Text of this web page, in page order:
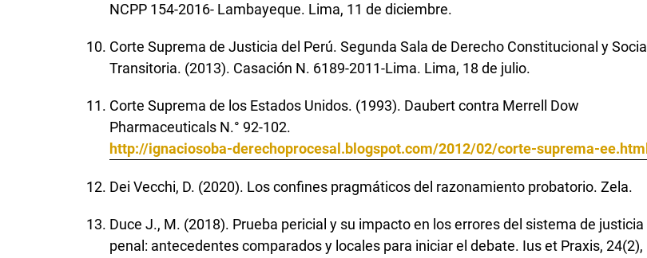
NCPP 154-2016- Lambayeque. Lima, 11 de diciembre.
Corte Suprema de Justicia del Perú. Segunda Sala de Derecho Constitucional y Social
Transitoria. (2013). Casación N. 6189-2011-Lima. Lima, 18 de julio.
Corte Suprema de los Estados Unidos. (1993). Daubert contra Merrell Dow
Pharmaceuticals N.° 92-102.
http://ignaciosoba-derechoprocesal.blogspot.com/2012/02/corte-suprema-ee.html
Dei Vecchi, D. (2020). Los confines pragmáticos del razonamiento probatorio. Zela.
Duce J., M. (2018). Prueba pericial y su impacto en los errores del sistema de justicia
penal: antecedentes comparados y locales para iniciar el debate. Ius et Praxis, 24(2),